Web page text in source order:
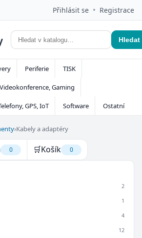
Přihlásit se • Registrace
Hledat
Periferie TISK
Videokonference, Gaming
GPS, IoT Software Ostatní
›Kabely a adaptéry
0 🛒Košík 0
2
1
4
12